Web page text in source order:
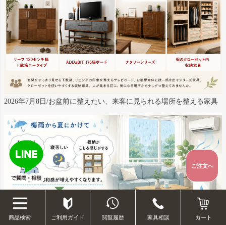
2026年7月8日/お盆前に整えたい、来客に見られる場所を整える家具
商品検索 ご利用ガイド 閲覧履歴 家具相談 カート
ご注文へ